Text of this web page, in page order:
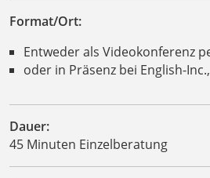
Format/Ort:
Entweder als Videokonferenz
oder in Präsenz bei English-
Dauer:
45 Minuten Einzelberatung